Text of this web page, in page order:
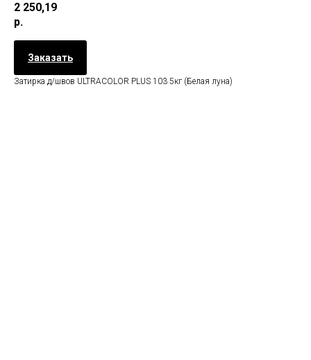
2 250,19
р.
Заказать
Затирка д/швов ULTRACOLOR PLUS 103 5кг (Белая луна)